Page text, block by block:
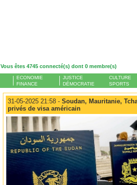
Vous êtes 4745 connecté(s) dont 0 membre(s)
ECONOMIE
FINANCE
JUSTICE
DÉMOCRATIE
CULTURE
SPORTS
31-05-2025 21:58 - Soudan, Mauritanie,
privés de visa américain